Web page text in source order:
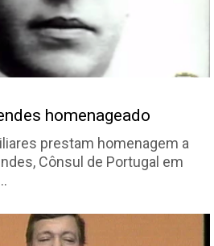
homenageado
prestam homenagem a
Cônsul de Portugal em